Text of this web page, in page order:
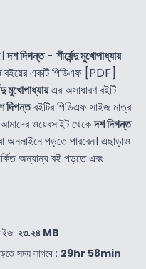
দশ দিগন্ত- শীর্ষেন্দু মুখোপাধ্যায়
বইয়ের একটি পিডিএফ [PDF]
মুখোপাধ্যায়এর অসাধারণ বইটি
দিগন্তবইটির পিডিএফ সাইজ মাত্র
ওয়েবসাইট থেকেদশ দিগন্ত
পড়তে পারবেন। এছাড়াও
অন্যান্য বই পড়তে এবং
২৩.২৪ MB
সময় লাগবে : 29hr 58min